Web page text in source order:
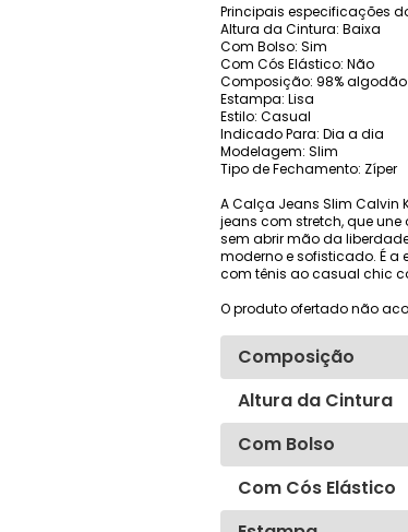
Principais especificações
Altura da Cintura: Baixa
Com Bolso: Sim
Com Cós Elástico: Não
Composição: 98% algodão
Estampa: Lisa
Estilo: Casual
Indicado Para: Dia a dia
Modelagem: Slim
Tipo de Fechamento: Zíper
A Calça Jeans Slim
jeans com stretch, que
sem abrir mão da
moderno e sofisticado. É
com tênis ao casual chic
O produto ofertado não
Composição
Altura da Cintura
Com Bolso
Com Cós Elástico